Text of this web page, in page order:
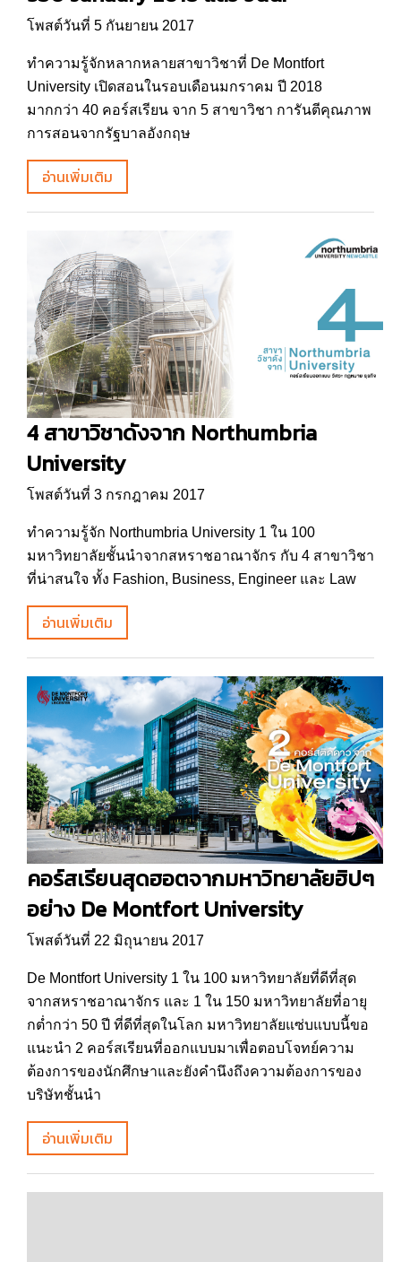
โพสต์วันที่ 5 กันยายน 2017
ทำความรู้จักหลากหลายสาขาวิชาที่ De Montfort
University เปิดสอนในรอบเดือนมกราคม ปี 2018
มากกว่า 40 คอร์สเรียน จาก 5 สาขาวิชา การันตีคุณภาพ
การสอนจากรัฐบาลอังกฤษ
อ่านเพิ่มเติม
4 สาขาวิชาดังจาก Northumbria
University
โพสต์วันที่ 3 กรกฎาคม 2017
ทำความรู้จัก Northumbria University 1 ใน 100
มหาวิทยาลัยชั้นนำจากสหราชอาณาจักร กับ 4 สาขาวิชา
ที่น่าสนใจ ทั้ง Fashion, Business, Engineer และ Law
อ่านเพิ่มเติม
คอร์สเรียนสุดฮอตจากมหาวิทยาลัยฮิปๆ
อย่าง De Montfort University
โพสต์วันที่ 22 มิถุนายน 2017
De Montfort University 1 ใน 100 มหาวิทยาลัยที่ดีที่สุด
จากสหราชอาณาจักร และ 1 ใน 150 มหาวิทยาลัยที่อายุ
กต่ำกว่า 50 ปี ที่ดีที่สุดในโลก มหาวิทยาลัยแซ่บแบบนี้ขอ
แนะนำ 2 คอร์สเรียนที่ออกแบบมาเพื่อตอบโจทย์ความ
ต้องการของนักศึกษาและยังคำนึงถึงความต้องการของ
บริษัทชั้นนำ
อ่านเพิ่มเติม